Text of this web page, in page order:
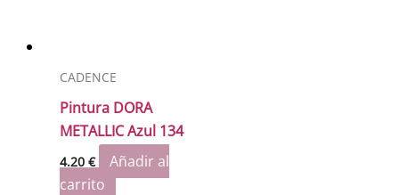
CADENCE
Pintura DORA
METALLIC Azul 134
4.20€
Añadir al
carrito